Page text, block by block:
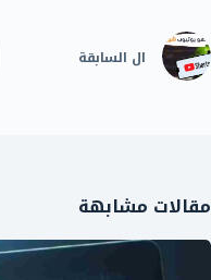
ال السابقة
مقالات مشابهة